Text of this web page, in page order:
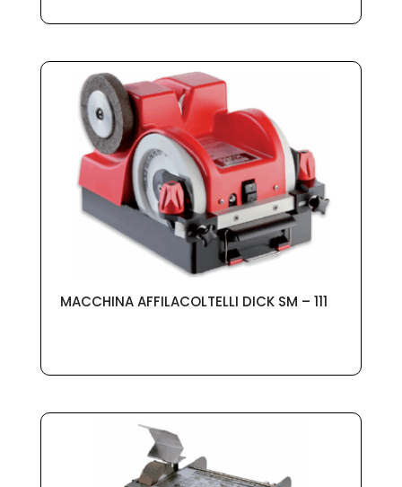
MACCHINA AFFILACOLTELLI DICK SM – 111